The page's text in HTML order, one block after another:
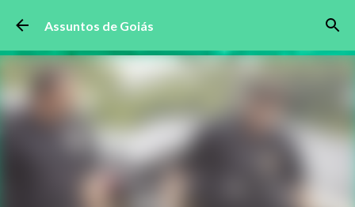
Pular para o conteúdo principal
Assuntos de Goiás